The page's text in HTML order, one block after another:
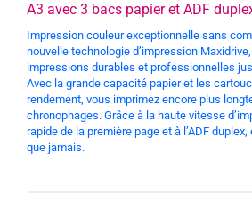
A3 avec 3 bacs papier et ADF
Impression couleur exceptionnelle sans
nouvelle technologie d’impression
impressions durables et professionnelles
Avec la grande capacité papier et les
rendement, vous imprimez encore plus
chronophages. Grâce à la haute vitesse
rapide de la première page et à l’ADF
que jamais.